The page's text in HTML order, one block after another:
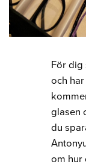
För dig
och
glasen
du
om hur